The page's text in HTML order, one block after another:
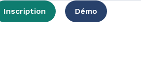
Inscription Démo